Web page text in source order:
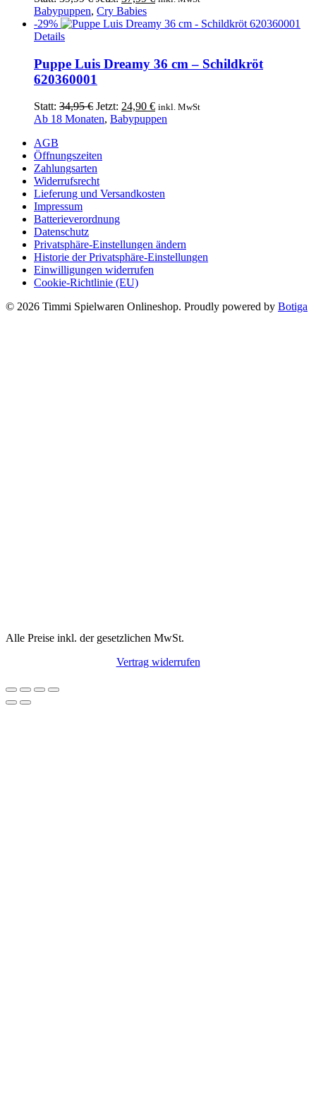
Preis
war:
ist:
Babypuppen, Cry Babies
-29%
Details
Puppe Luis Dreamy 36 cm – Schildkröt
620360001
Statt: 34,95€ Ursprünglicher
Preis
Jetzt: 24,90 €Aktueller
Preis
inkl. MwSt
Ab 18 Monaten, Babypuppen
AGB
Öffnungszeiten
Zahlungsarten
Widerrufsrecht
Lieferung und Versandkosten
Impressum
Batterieverordnung
Datenschutz
Privatsphäre-Einstellungen ändern
Historie der Privatsphäre-Einstellungen
Einwilligungen widerrufen
Cookie-Richtlinie (EU)
© 2026 Timmi Spielwaren Onlineshop. Proudly powered by Botiga
Alle Preise inkl. der gesetzlichen MwSt.
Vertrag widerrufen